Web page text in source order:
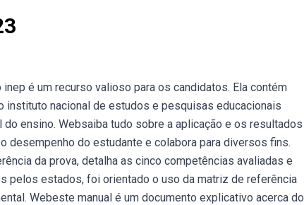
é um recurso valioso para os candidatos. Ela contém
nacional de estudos e pesquisas educacionais
ensino. Websaiba tudo sobre a aplicação e os resultados
desempenho do estudante e colabora para diversos fins.
da prova, detalha as cinco competências avaliadas e
pelos estados, foi orientado o uso da matriz de referência
Webeste manual é um documento explicativo acerca do